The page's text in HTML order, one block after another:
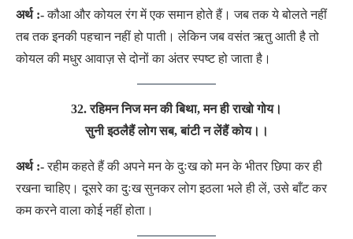
अर्थ :-कौआ और कोयल रंग में एक समान होते हैं। जब तक ये बोलते नहीं
तब तक इनकी पहचान नहीं हो पाती। लेकिन जब वसंत ऋतु आती है तो
कोयल की मधुर आवाज़ से दोनों का अंतर स्पष्ट हो जाता है।
32. रहिमन निज मन की बिथा, मन ही राखो गोय।
सुनी इठलैहैं लोग सब, बांटी न लेंहैं कोय।।
अर्थ :-रहीम कहते हैं की अपने मन के दुःख को मन के भीतर छिपा कर ही
रखना चाहिए। दूसरे का दुःख सुनकर लोग इठला भले ही लें, उसे बाँट कर
कम करने वाला कोई नहीं होता।